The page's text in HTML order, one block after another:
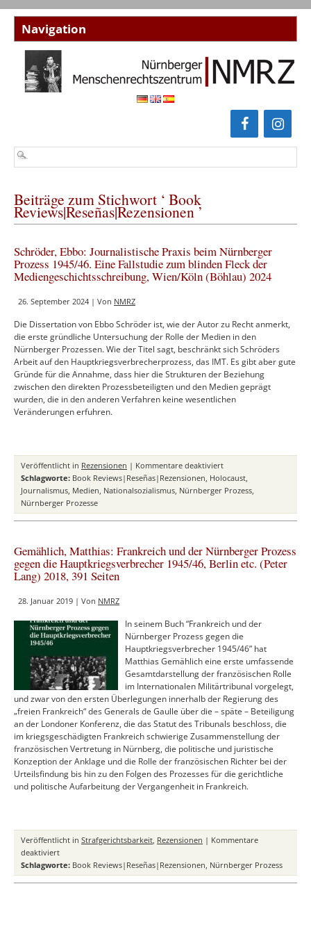
Beiträge zum Stichwort ‘ Book
Reviews|Reseñas|Rezensionen ’
Schröder, Ebbo: Journalistische Praxis beim Nürnberger
Prozess 1945/46. Eine Fallstudie zum blinden Fleck der
Mediengeschichtsschreibung, Wien/Köln (Böhlau) 2024
26. September 2024 | Von NMRZ
Die Dissertation von Ebbo Schröder ist, wie der Autor zu Recht anmerkt,
die erste gründliche Untersuchung der Rolle der Medien in den
Nürnberger Prozessen. Wie der Titel sagt, beschränkt sich Schröders
Arbeit auf den Hauptkriegsverbrecherprozess, das IMT. Es gibt aber gute
Gründe für die Annahme, dass hier die Strukturen der Beziehung
zwischen den direkten Prozessbeteiligten und den Medien geprägt
wurden, die in den anderen Verfahren keine wesentlichen
Veränderungen erfuhren.
Veröffentlicht in Rezensionen | Kommentare deaktiviertfür
Schröder,
Ebbo:
Praxis
Prozess
1945/46.
Fleck
der
Wien/Köln
(Böhlau)
2024
Schlagworte: Book Reviews|Reseñas|Rezensionen, Holocaust,
Journalismus, Medien, Nationalsozialismus, Nürnberger Prozess,
Nürnberger Prozesse
Gemählich, Matthias: Frankreich und der Nürnberger Prozess
gegen die Hauptkriegsverbrecher 1945/46, Berlin etc. (Peter
Lang) 2018, 391 Seiten
28. Januar 2019 | Von NMRZ
In seinem Buch “Frankreich und der
Nürnberger Prozess gegen die
Hauptkriegsverbrecher 1945/46” hat
Matthias Gemählich eine erste umfassende
Gesamtdarstellung der französischen Rolle
im Internationalen Militärtribunal vorgelegt,
und zwar von den ersten Überlegungen innerhalb der Regierung des
„freien Frankreich“ des Generals de Gaulle über die – späte – Beteiligung
an der Londoner Konferenz, die das Statut des Tribunals beschloss, die
im kriegsgeschädigten Frankreich schwierige Zusammenstellung der
französischen Vertretung in Nürnberg, die politische und juristische
Konzeption der Anklage und die Rolle der französischen Richter bei der
Urteilsfindung bis hin zu den Folgen des Prozesses für die gerichtliche
und politische Aufarbeitung der Vergangenheit in Frankreich.
Veröffentlicht in Strafgerichtsbarkeit, Rezensionen | Kommentare
deaktiviertfür
Gemählich,
Matthias:
Schlagworte: Book Reviews|Reseñas|Rezensionen, Nürnberger Prozess